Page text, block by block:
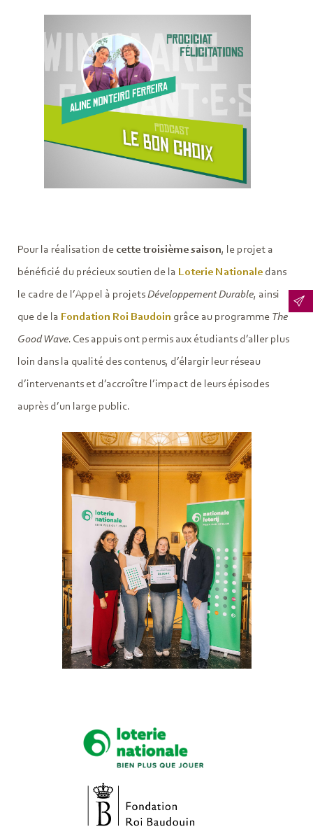
Pour la réalisation de cette troisième saison, le projet a
bénéficié du précieux soutien de la Loterie Nationale dans
le cadre de l’Appel à projetsDéveloppement Durable, ainsi
que de la Fondation Roi Baudoin grâce au programme The
Good Wave. Ces appuis ont permis aux étudiants d’aller plus
loin dans la qualité des contenus, d’élargir leur réseau
d’intervenants et d’accroître l’impact de leurs épisodes
auprès d’un large public.